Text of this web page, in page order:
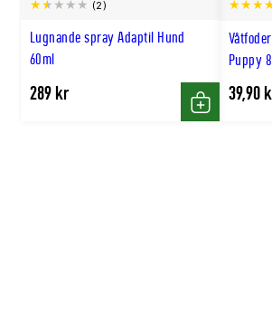
Zinksulfat monohydrat: (Zn: 110);
Tekniska tillsatser:
mg/kg:
Lugnande spray Adaptil Hund
60ml
(2)
289 kr
Köp
Puppy
39,90